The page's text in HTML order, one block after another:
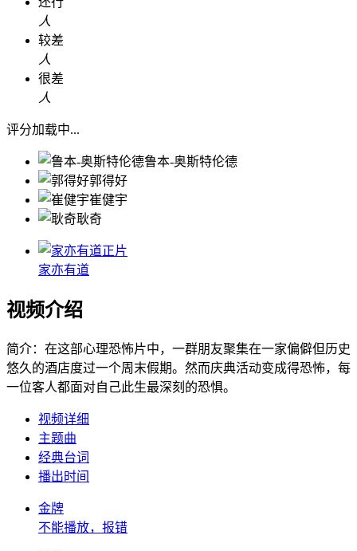
人
较差
人
很差
人
评分加载中...
鲁本-奥斯特伦德
郭得好
崔健宇
耿奇
正片
家亦有道
视频介绍
简介： 在这部心理恐怖片中，一群朋友聚集在一家偏僻但历史
悠久的酒店度过一个周末假期。然而庆典活动变成得恐怖，每
一位客人都面对自己此生最深刻的恐惧。
视频详细
主题曲
经典台词
播出时间
金牌
不能播放，报错